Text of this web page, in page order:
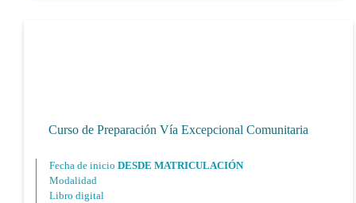
Curso de Preparación Vía Excepcional Comunitaria
Fecha de inicio DESDE MATRICULACIÓN
Modalidad
Libro digital